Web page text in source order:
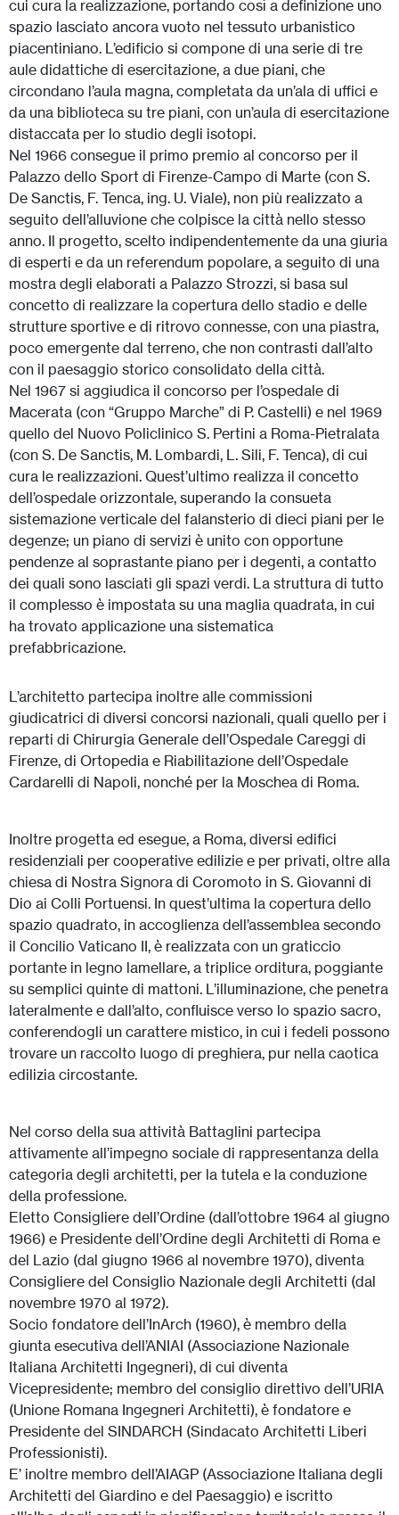
cui cura la realizzazione, portando così a definizione uno
spazio lasciato ancora vuoto nel tessuto urbanistico
piacentiniano. L’edificio si compone di una serie di tre
aule didattiche di esercitazione, a due piani, che
circondano l’aula magna, completata da un’ala di uffici e
da una biblioteca su tre piani, con un’aula di esercitazione
distaccata per lo studio degli isotopi.
Nel 1966 consegue il primo premio al concorso per il
Palazzo dello Sport di Firenze-Campo di Marte (con S.
De Sanctis, F. Tenca, ing. U. Viale), non più realizzato a
seguito dell’alluvione che colpisce la città nello stesso
anno. Il progetto, scelto indipendentemente da una giuria
di esperti e da un referendum popolare, a seguito di una
mostra degli elaborati a Palazzo Strozzi, si basa sul
concetto di realizzare la copertura dello stadio e delle
strutture sportive e di ritrovo connesse, con una piastra,
poco emergente dal terreno, che non contrasti dall’alto
con il paesaggio storico consolidato della città.
Nel 1967 si aggiudica il concorso per l’ospedale di
Macerata (con “Gruppo Marche” di P. Castelli) e nel 1969
quello del Nuovo Policlinico S. Pertini a Roma-Pietralata
(con S. De Sanctis, M. Lombardi, L. Sili, F. Tenca), di cui
cura le realizzazioni. Quest’ultimo realizza il concetto
dell’ospedale orizzontale, superando la consueta
sistemazione verticale del falansterio di dieci piani per le
degenze; un piano di servizi è unito con opportune
pendenze al soprastante piano per i degenti, a contatto
dei quali sono lasciati gli spazi verdi. La struttura di tutto
il complesso è impostata su una maglia quadrata, in cui
ha trovato applicazione una sistematica
prefabbricazione.
L’architetto partecipa inoltre alle commissioni
giudicatrici di diversi concorsi nazionali, quali quello per i
reparti di Chirurgia Generale dell’Ospedale Careggi di
Firenze, di Ortopedia e Riabilitazione dell’Ospedale
Cardarelli di Napoli, nonché per la Moschea di Roma.
Inoltre progetta ed esegue, a Roma, diversi edifici
residenziali per cooperative edilizie e per privati, oltre alla
chiesa di Nostra Signora di Coromoto in S. Giovanni di
Dio ai Colli Portuensi. In quest’ultima la copertura dello
spazio quadrato, in accoglienza dell’assemblea secondo
il Concilio Vaticano II, è realizzata con un graticcio
portante in legno lamellare, a triplice orditura, poggiante
su semplici quinte di mattoni. L’illuminazione, che penetra
lateralmente e dall’alto, confluisce verso lo spazio sacro,
conferendogli un carattere mistico, in cui i fedeli possono
trovare un raccolto luogo di preghiera, pur nella caotica
edilizia circostante.
Nel corso della sua attività Battaglini partecipa
attivamente all’impegno sociale di rappresentanza della
categoria degli architetti, per la tutela e la conduzione
della professione.
Eletto Consigliere dell’Ordine (dall’ottobre 1964 al giugno
1966) e Presidente dell’Ordine degli Architetti di Roma e
del Lazio (dal giugno 1966 al novembre 1970), diventa
Consigliere del Consiglio Nazionale degli Architetti (dal
novembre 1970 al 1972).
Socio fondatore dell’InArch (1960), è membro della
giunta esecutiva dell’ANIAI (Associazione Nazionale
Italiana Architetti Ingegneri), di cui diventa
Vicepresidente; membro del consiglio direttivo dell’URIA
(Unione Romana Ingegneri Architetti), è fondatore e
Presidente del SINDARCH (Sindacato Architetti Liberi
Professionisti).
E’ inoltre membro dell’AIAGP (Associazione Italiana degli
Architetti del Giardino e del Paesaggio) e iscritto